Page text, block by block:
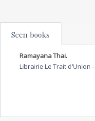
Seen books
Ramayana Thai.
Librairie Le Trait d'Union -